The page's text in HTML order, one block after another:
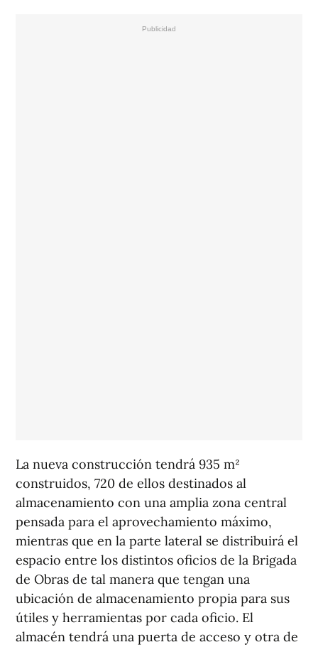
La nueva construcción tendrá 935 m²
construidos, 720 de ellos destinados al
almacenamiento con una amplia zona central
pensada para el aprovechamiento máximo,
mientras que en la parte lateral se distribuirá el
espacio entre los distintos oficios de la Brigada
de Obras de tal manera que tengan una
ubicación de almacenamiento propia para sus
útiles y herramientas por cada oficio. El
almacén tendrá una puerta de acceso y otra de